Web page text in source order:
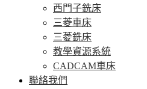
西門子銑床
三菱車床
三菱銑床
教學資源系統
CADCAM車床
聯絡我們